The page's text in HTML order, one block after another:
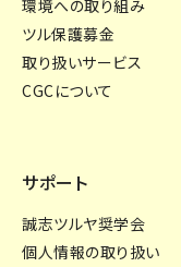
環境への取り組み
ツル保護募金
取り扱いサービス
CGCについて
サポート
誠志ツルヤ奨学会
個人情報の取り扱い